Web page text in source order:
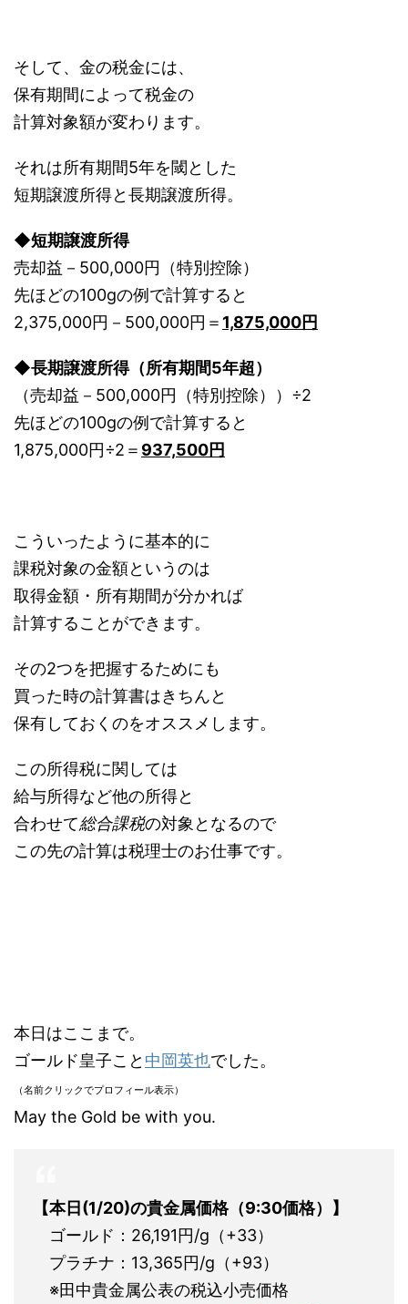
そして、金の税金には、
保有期間によって税金の
計算対象額が変わります。
それは所有期間5年を閾とした
短期譲渡所得と長期譲渡所得。
◆短期譲渡所得
売却益－500,000円（特別控除）
先ほどの100gの例で計算すると
2,375,000円－500,000円＝ 1,875,000円
◆長期譲渡所得（所有期間5年超）
（売却益－500,000円（特別控除））÷2
先ほどの100gの例で計算すると
1,875,000円÷2＝ 937,500円
こういったように基本的に
課税対象の金額というのは
取得金額・所有期間が分かれば
計算することができます。
その2つを把握するためにも
買った時の計算書はきちんと
保有しておくのをオススメします。
この所得税に関しては
給与所得など他の所得と
合わせて総合課税の対象となるので
この先の計算は税理士のお仕事です。
本日はここまで。
ゴールド皇子こと 中岡英也でした。
（名前クリックでプロフィール表示）
May the Gold be with you.
【本日(1/20)の貴金属価格（9:30価格）】
ゴールド：26,191円/g（+33）
プラチナ：13,365円/g（+93）
※田中貴金属公表の税込小売価格